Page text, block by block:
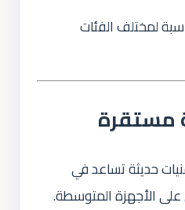
لمختلف الفئات
مستقرة
حديثة تساعد في
الأجهزة المتوسطة.